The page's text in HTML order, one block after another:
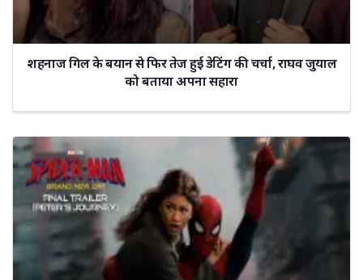
शहनाज गिल के बयान से फिर तेज हुई डेटिंग की चर्चा, राघव जुयाल
को बताया अपना सहारा